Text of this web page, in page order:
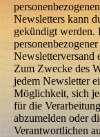
Newsletters kann
gekündigt
Newsletterversand
Zum Zwecke des
jedem Newsletter
Möglichkeit, sich
für die
abzumelden oder
Verantwortlichen